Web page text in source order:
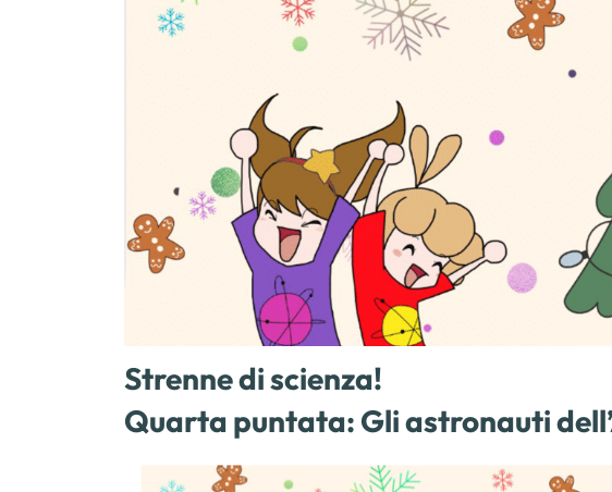
Strenne di scienza!
Quarta puntata: Gli astronauti